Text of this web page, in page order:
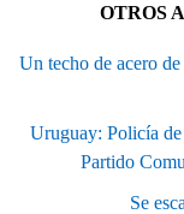
OTROS
Un techo de acero
Uruguay: Policía
Partido
Se